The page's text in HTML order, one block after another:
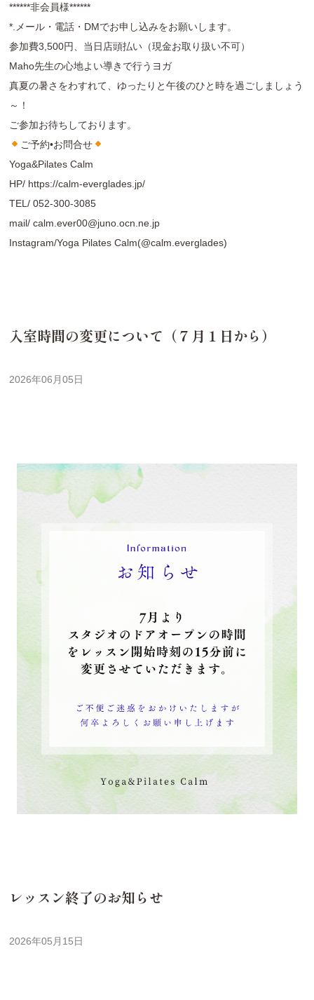
******非会員様******
*.メール・電話・DMでお申し込みをお願いします。
参加費3,500円、当日店頭払い（現金お取り扱い不可）
Maho先生の心地よい導きで行うヨガ
真夏の暑さをわすれて、ゆったりと午後のひと時を過ごしましょう
～！
ご参加お待ちしております。
ご予約•お問合せ
Yoga&Pilates Calm
HP/ https://calm-everglades.jp/
TEL/052-300-3085
mail/calm.ever00@juno.ocn.ne.jp
Instagram/Yoga Pilates Calm(@calm.everglades)
入室時間の変更について（７月１日から）
2026年06月05日
レッスン終了のお知らせ
2026年05月15日